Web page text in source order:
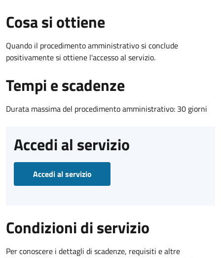
Cosa si ottiene
Quando il procedimento amministrativo si conclude
positivamente si ottiene l'accesso al servizio.
Tempi e scadenze
Durata massima del procedimento amministrativo: 30 giorni
Accedi al servizio
Accedi al servizio
Condizioni di servizio
Per conoscere i dettagli di scadenze, requisiti e altre